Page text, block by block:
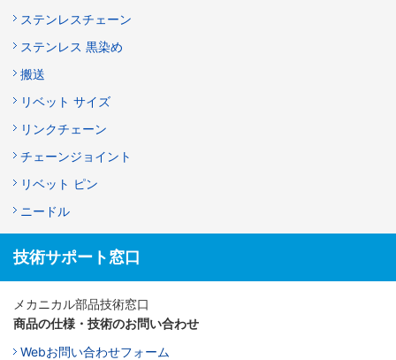
ステンレスチェーン
ステンレス 黒染め
搬送
リベット サイズ
リンクチェーン
チェーンジョイント
リベット ピン
ニードル
技術サポート窓口
メカニカル部品技術窓口
商品の仕様・技術のお問い合わせ
Webお問い合わせフォーム